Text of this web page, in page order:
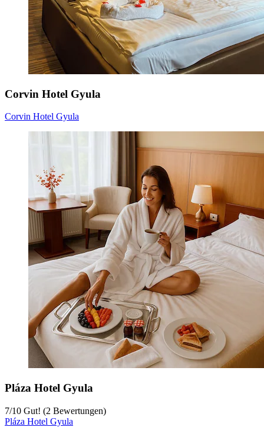
Corvin Hotel Gyula
Corvin Hotel Gyula
Pláza Hotel Gyula
7/10 Gut! (2 Bewertungen)
Pláza Hotel Gyula